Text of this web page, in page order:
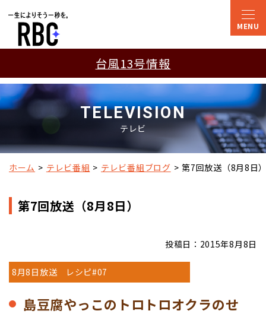
台風13号情報
TELEVISION
テレビ
ホーム テレビ番組 テレビ番組ブログ 第7回放送（8月8日
第7回放送（8月8日）
投稿日：2015年8月8日
8月8日放送 レシピ#07
島豆腐やっこのトロトロオクラのせ